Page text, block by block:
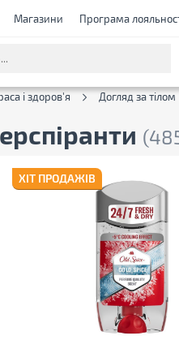
Магазини Програма
і здоров'я Догляд за тілом
ХІТ ПРОДАЖІВ